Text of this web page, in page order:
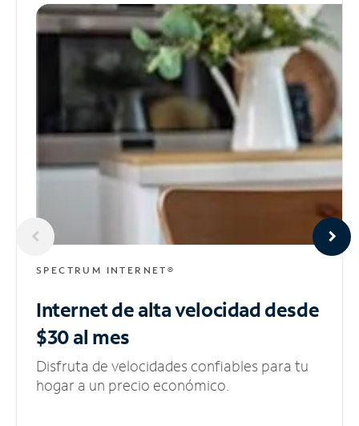
SPECTRUM INTERNET®
Internet de alta velocidaddesde
$30 al mes
Disfruta de velocidades confiables para tu
hogar a un precio económico.